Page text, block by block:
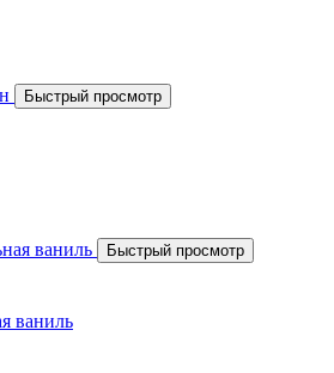
Быстрый просмотр
Быстрый просмотр
ваниль